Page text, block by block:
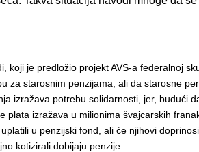
koji je predložio projekt AVS-a federalnoj
za starosnim penzijama, ali da starosne
izražava potrebu solidarnosti, jer, budući
plata izražava u milionima švajcarskih
u penzijski fond, ali će njihovi
kotizirali dobijaju penzije.